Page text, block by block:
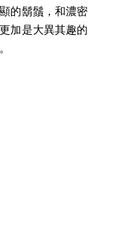
的鬍鬚，和濃密
加是大異其趣的